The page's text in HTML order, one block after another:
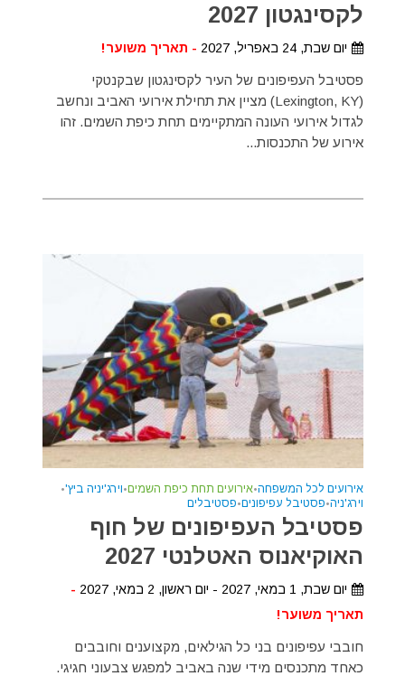
לקסינגטון 2027
יום שבת, 24 באפריל, 2027 - תאריך משוער!
פסטיבל העפיפונים של העיר לקסינגטון שבקנטקי
(Lexington, KY) מציין את תחילת אירועי האביב ונחשב
לגדול אירועי העונה המתקיימים תחת כיפת השמים. זהו
אירוע של התכנסות...
אירועים לכל המשפחה•אירועים תחת כיפת השמים•וירג'יניה ביץ'•
וירג'ניה•פסטיבל עפיפונים•פסטיבלים
פסטיבל העפיפונים של חוף
האוקיאנוס האטלנטי 2027
יום שבת, 1 במאי, 2027 - יום ראשון, 2 במאי, 2027
-
תאריך משוער!
חובבי עפיפונים בני כל הגילאים, מקצוענים וחובבים
כאחד מתכנסים מידי שנה באביב למפגש צבעוני חגיגי.